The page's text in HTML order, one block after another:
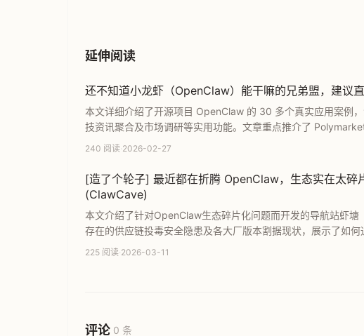
延伸阅读
还不知道小龙虾（OpenClaw）能干嘛的兄弟盟，建议
本文详细介绍了开源项目 OpenClaw 的 30 多个真实应用案例
技资讯聚合及市场调研等实用功能。文章重点推介了
要通过 AI 自动化提升效率的开发者和普通用户，提供了大量可
240 阅读·2026-02-27
[造了个轮子] 最近都在折腾 OpenClaw，生态实在太碎
(ClawCave)
本文介绍了针对OpenClaw生态碎片化问题而开发的导航站虾
存在的供应链投毒安全隐患及各大厂版本割据现状，展示了如
安全、高效的魔改版OpenClaw选择指南。
225 阅读·2026-03-11
评论 0 条